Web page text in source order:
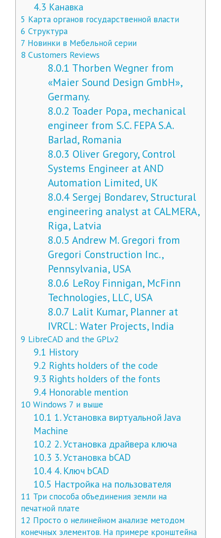
4.3 Канавка
5 Карта органов государственной власти
6 Структура
7 Новинки в Мебельной серии
8 Customers Reviews
8.0.1 Thorben Wegner from
«Maier Sound Design GmbH»,
Germany.
8.0.2 Toader Popa, mechanical
engineer from S.C. FEPA S.A.
Barlad, Romania
8.0.3 Oliver Gregory, Control
Systems Engineer at AND
Automation Limited, UK
8.0.4 Sergej Bondarev, Structural
engineering analyst at CALMERA,
Riga, Latvia
8.0.5 Andrew M. Gregori from
Gregori Construction Inc.,
Pennsylvania, USA
8.0.6 LeRoy Finnigan, McFinn
Technologies, LLC, USA
8.0.7 Lalit Kumar, Planner at
IVRCL: Water Projects, India
9 LibreCAD and the GPLv2
9.1 History
9.2 Rights holders of the code
9.3 Rights holders of the fonts
9.4 Honorable mention
10Windows 7 и выше
10.1 1. Установка виртуальной Java
Machine
10.2 2. Установка драйвера ключа
10.3 3. Установка bCAD
10.4 4. Ключ bCAD
10.5 Настройка на пользователя
11 Три способа объединения земли на
печатной плате
12 Просто о нелинейном анализе методом
конечных элементов. На примере кронштейна